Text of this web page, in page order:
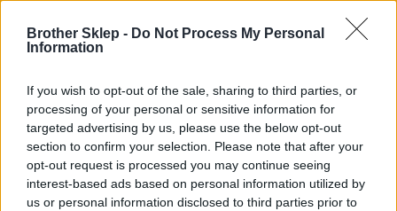
Brother Sklep - Do Not Process My Personal
Information
If you wish to opt-out of the sale, sharing to third parties, or
processing of your personal or sensitive information for
targeted advertising by us, please use the below opt-out
section to confirm your selection. Please note that after your
opt-out request is processed you may continue seeing
interest-based ads based on personal information utilized by
us or personal information disclosed to third parties prior to
256MB
Wyświetlacz
LCD